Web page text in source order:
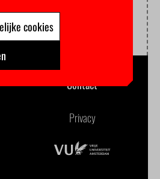
Contact
Privacy
cookies